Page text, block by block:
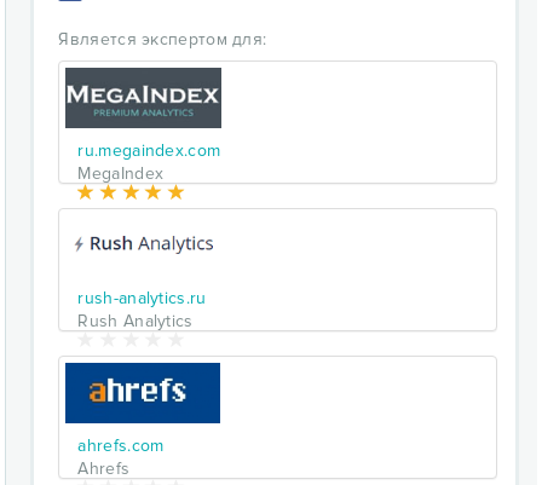
Является экспертом для:
ru.megaindex.com
MegaIndex
rush-analytics.ru
Rush Analytics
ahrefs.com
Ahrefs